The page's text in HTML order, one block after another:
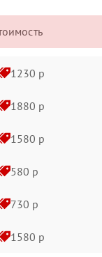
1230 р
1880 р
1580 р
580 р
730 р
1580 р